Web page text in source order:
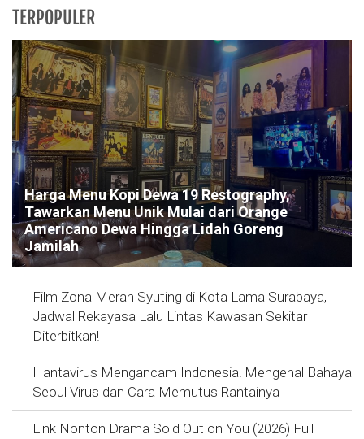
TERPOPULER
Harga Menu Kopi Dewa 19 Restography,
Tawarkan Menu Unik Mulai dari Orange
Americano Dewa Hingga Lidah Goreng
Jamilah
Film Zona Merah Syuting di Kota Lama Surabaya,
Jadwal Rekayasa Lalu Lintas Kawasan Sekitar
Diterbitkan!
Hantavirus Mengancam Indonesia! Mengenal Bahaya
Seoul Virus dan Cara Memutus Rantainya
Link Nonton Drama Sold Out on You (2026) Full